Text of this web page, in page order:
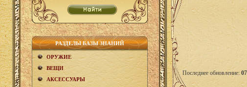
РАЗДЕЛЫ БАЗЫ ЗНАНИЙ
ОРУЖИЕ
ВЕЩИ
АКCЕСCУАРЫ
Последнее обновление: